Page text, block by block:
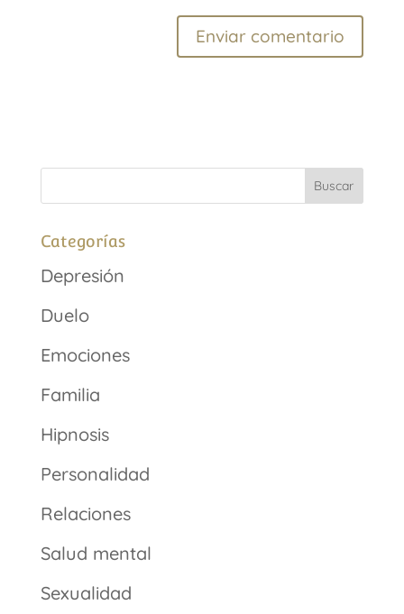
Categorías
Depresión
Duelo
Emociones
Familia
Hipnosis
Personalidad
Relaciones
Salud mental
Sexualidad